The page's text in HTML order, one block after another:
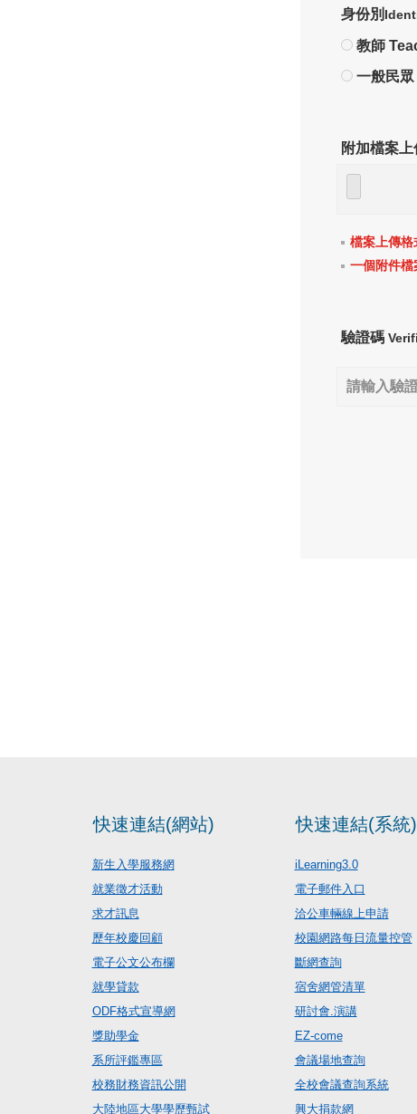
身份別
教師
一般民
附加檔案上
檔案上傳
一個附件
驗證碼
快速連結(網站)
新生入學服務網
就業徵才活動
求才訊息
歷年校慶回顧
電子公文公布欄
就學貸款
ODF格式宣導網
獎助學金
系所評鑑專區
校務財務資訊公開
大陸地區大學學歷甄試
快速連結(系統)
iLearning3.0
電子郵件入口
洽公車輛線上申請
校園網路每日流量控管
斷網查詢
宿舍網管清單
研討會.演講
EZ-come
會議場地查詢
全校會議查詢系統
興大捐款網